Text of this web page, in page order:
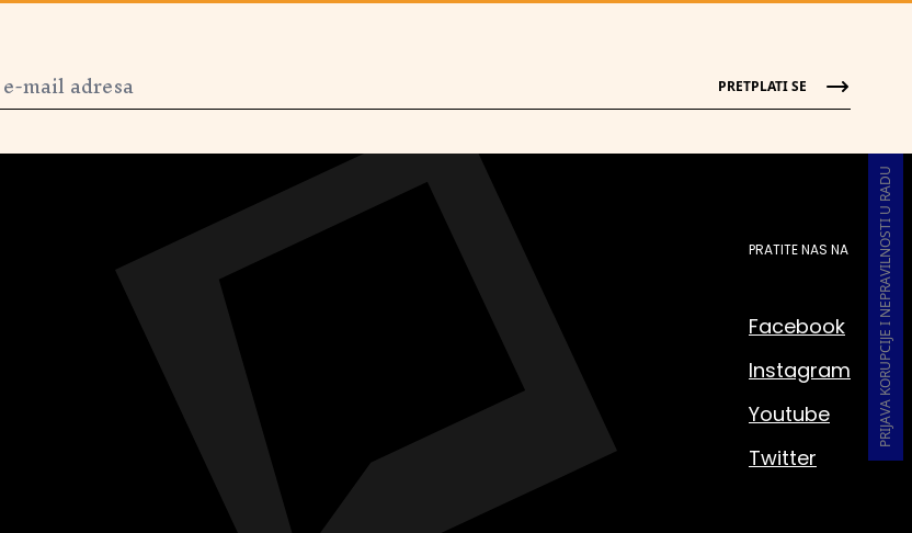
PRETPLATI SE
PRIJAVA KORUPCIJE I NEPRAVILNOSTI U RADU
PRATITE NAS NA
Facebook
Instagram
Youtube
Twitter